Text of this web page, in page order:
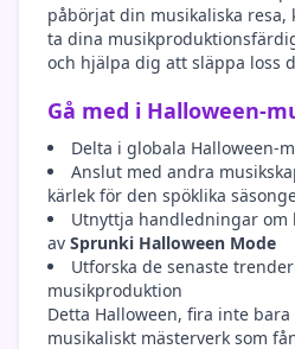
påbörjat din musikaliska
ta dina
och hjälpa dig att släppa loss
Gå med i Halloween-
Delta i globala Halloween-
Anslut med andra
kärlek för den spöklika
Utnyttja handledningar
av Sprunki Halloween Mode
Utforska de senaste
musikproduktion
Detta Halloween, fira inte
musikaliskt mästerverk som